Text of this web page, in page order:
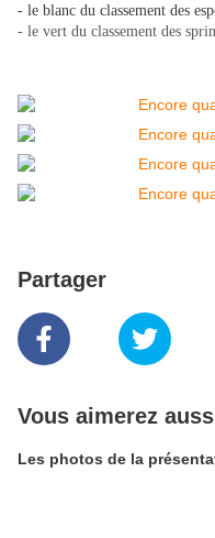
- le blanc du classement des
- le vert du classement des
Partager
Vous aimerez
Les photos de la